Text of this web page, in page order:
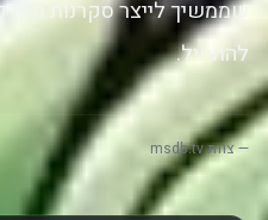
שממשיך לייצר סקרנות
להתחיל.
— צוות msdb.tv